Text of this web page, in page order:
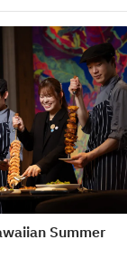
Summer